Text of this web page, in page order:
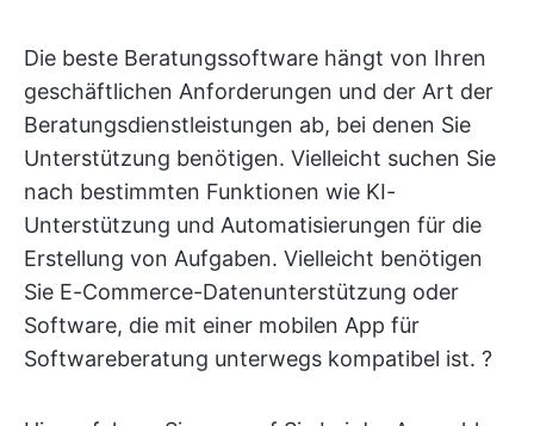
Die beste Beratungssoftware hängt von Ihren
geschäftlichen Anforderungen und der Art der
Beratungsdienstleistungen ab, bei denen Sie
Unterstützung benötigen. Vielleicht suchen Sie
nach bestimmten Funktionen wie KI-
Unterstützung und Automatisierungen für die
Erstellung von Aufgaben. Vielleicht benötigen
Sie E-Commerce-Datenunterstützung oder
Software, die mit einer mobilen App für
Softwareberatung unterwegs kompatibel ist. ?